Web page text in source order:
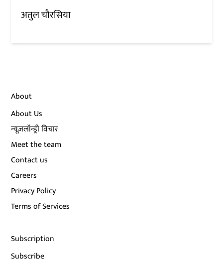
अतुल चौरसिया
About
About Us
न्यूज़लॉन्ड्री विचार
Meet the team
Contact us
Careers
Privacy Policy
Terms of Services
Subscription
Subscribe